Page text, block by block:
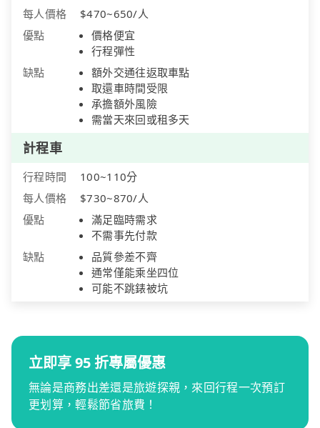
每人價格
$470~650/人
優點
價格便宜
行程彈性
缺點
額外交通往返取車點
取還車時間受限
承擔額外風險
需當天來回或租多天
計程車
行程時間
100~110分
每人價格
$730~870/人
優點
滿足臨時需求
不需事先付款
缺點
品質參差不齊
通常僅能乘坐四位
可能不跳錶被坑
立即享 95 折專屬優惠
無論是商務出差還是旅遊探親，來回行程一次預訂
更划算，輕鬆節省旅費！